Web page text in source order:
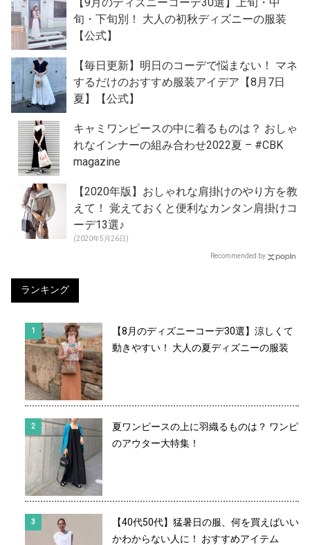
旬・下旬別！ 大人の初秋ディズニーの服装
【公式】
【毎日更新】明日のコーデで悩まない！ マネ
するだけのおすすめ服装アイデア【8月7日
夏】【公式】
キャミワンピースの中に着るものは？ おしゃ
れなインナーの組み合わせ2022夏 – #CBK
magazine
【2020年版】おしゃれな肩掛けのやり方を教
えて！ 覚えておくと便利なカンタン肩掛けコ
ーデ13選♪
(2020年5月26日)
Recommended by
ランキング
【8月のディズニーコーデ30選】涼しくて
動きやすい！ 大人の夏ディズニーの服装
夏ワンピースの上に羽織るものは？ ワンピ
のアウター大特集！
【40代50代】猛暑日の服、何を買えばいい
かわからない人に！ おすすめアイテム